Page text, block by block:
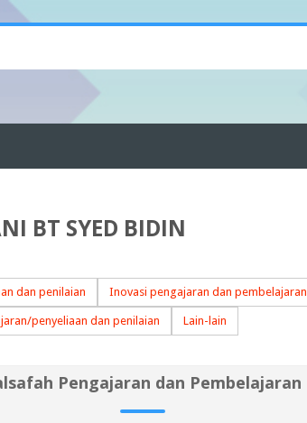
BT SYED BIDIN
dan penilaian Inovasi pengajaran dan pembelajaran
penyeliaan dan penilaian Lain-lain
Pengajaran dan Pembelajaran